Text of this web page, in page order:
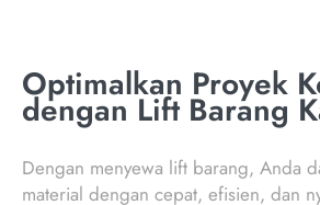
Optimalkan Proyek
dengan Lift Barang
Dengan menyewa lift barang, Anda
material dengan cepat, efisien, dan